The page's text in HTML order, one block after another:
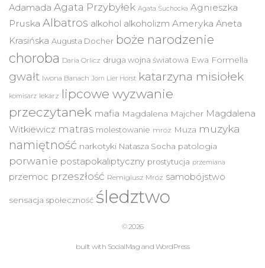
Adamada Agata Przybyłek Agata Suchocka Agnieszka
Pruska Albatros alkohol alkoholizm Ameryka Aneta
Krasińska Augusta Docher boże narodzenie
choroba Daria Orlicz druga wojna światowa Ewa Formella
gwałt Iwona Banach Jorn Lier Horst katarzyna misiołek
komisarz lekarz lipcowe wyzwanie
przeczytanek mafia Magdalena Majcher Magdalena
Witkiewicz matras molestowanie mróz Muza muzyka
namiętność narkotyki Natasza Socha patologia
porwanie postapokaliptyczny prostytucja przemiana
przemoc przeszłość Remigiusz Mróz samobójstwo
sensacja społeczność śledztwo
© 2026
built with SocialMag and WordPress